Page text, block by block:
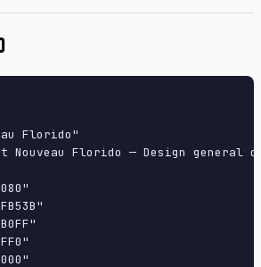
Florido"
Florido — Design general